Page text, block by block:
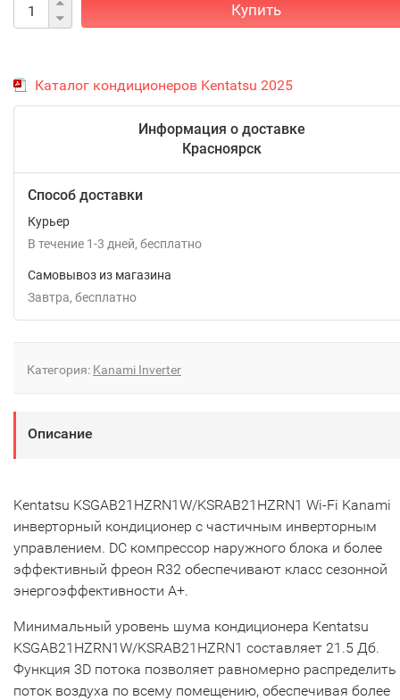
Купить
Каталог кондиционеров Kentatsu 2025
Информация о доставке
Красноярск
Способ доставки
Курьер
В течение 1-3 дней Бесплатно
Самовывоз из магазина
Завтра
Бесплатно
Категория: Kanami Inverter
Описание
Kentatsu KSGAB21HZRN1W/KSRAB21HZRN1 Wi-Fi Kanami
инверторный кондиционер с частичным инверторным
управлением. DC компрессор наружного блока и более
эффективный фреон R32 обеспечивают класс сезонной
энергоэффективности А+.
Минимальный уровень шума кондиционера Kentatsu
KSGAB21HZRN1W/KSRAB21HZRN1 составляет 21.5 Дб.
Функция 3D потока позволяет равномерно распределить
поток воздуха по всему помещению, обеспечивая более